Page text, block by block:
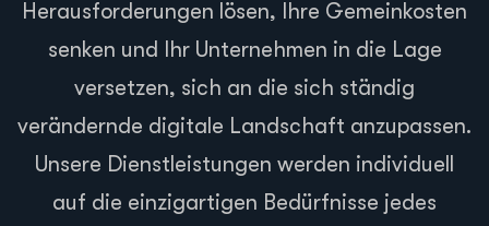
Herausforderungen lösen, Ihre Gemeinkosten
senken und Ihr Unternehmen in die Lage
versetzen, sich an die sich ständig
verändernde digitale Landschaft anzupassen.
Unsere Dienstleistungen werden individuell
auf die einzigartigen Bedürfnisse jedes